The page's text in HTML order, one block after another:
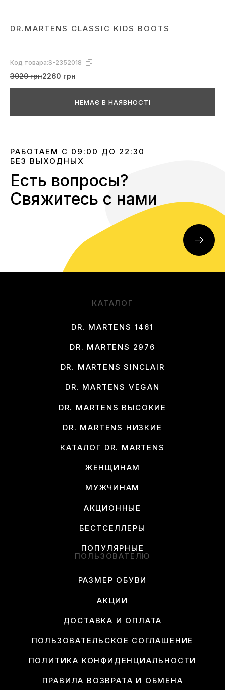
DR.MARTENS CLASSIC KIDS BOOTS
Код товара:S-2352018
3920 грн2260 грн
НЕМАЄ В НАЯВНОСТІ
РАБОТАЕМ С 09:00 ДО 22:30
БЕЗ ВЫХОДНЫХ
Есть вопросы?
Свяжитесь с нами
КАТАЛОГ
DR. MARTENS 1461
DR. MARTENS 2976
DR. MARTENS SINCLAIR
DR. MARTENS VEGAN
DR. MARTENS ВЫСОКИЕ
DR. MARTENS НИЗКИЕ
КАТАЛОГ DR. MARTENS
ЖЕНЩИНАМ
МУЖЧИНАМ
АКЦИОННЫЕ
БЕСТСЕЛЛЕРЫ
ПОПУЛЯРНЫЕ
ПОЛЬЗОВАТЕЛЮ
РАЗМЕР ОБУВИ
АКЦИИ
ДОСТАВКА И ОПЛАТА
ПОЛЬЗОВАТЕЛЬСКОЕ СОГЛАШЕНИЕ
ПОЛИТИКА КОНФИДЕНЦИАЛЬНОСТИ
ПРАВИЛА ВОЗВРАТА И ОБМЕНА